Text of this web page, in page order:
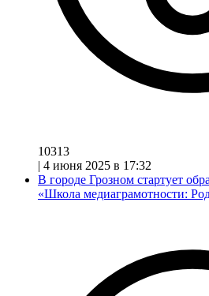
10313
| 4 июня 2025 в 17:32
В городе Грозном стартует
«Школа медиаграмотности: